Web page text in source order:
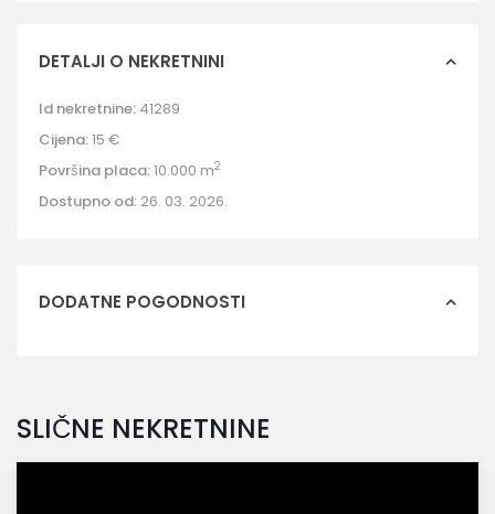
DETALJI O NEKRETNINI
Id nekretnine: 41289
Cijena:15 €
Površina placa:10.000 m2
Dostupno od: 26. 03. 2026.
DODATNE POGODNOSTI
SLIČNE NEKRETNINE